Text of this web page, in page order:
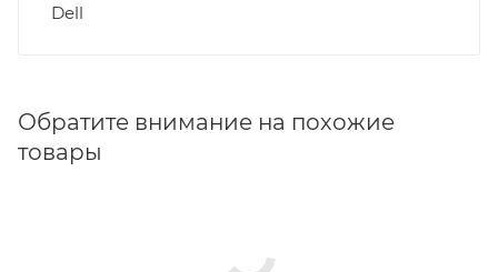
Dell
Обратите внимание на похожие
товары